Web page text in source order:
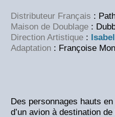
Distributeur Français :
Maison de Doublage :
Direction Artistique :
Adaptation : Françoise
Des personnages hauts
d’un avion à destination